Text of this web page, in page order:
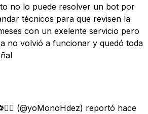
no lo puede resolver un bot por
técnicos para que revisen la
con un exelente servicio pero
no volvió a funcionar y quedó toda
(@yoMonoHdez) reportó hace